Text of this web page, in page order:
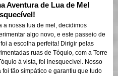
Aventura de Lua de Mel
a nossa lua de mel, decidimos
algo novo, e este passeio de
foi a escolha perfeita! Dirigir pelas
ruas de Tóquio, com a Torre
à vista, foi inesquecível. Nosso
foi tão simpático e garantiu que tudo